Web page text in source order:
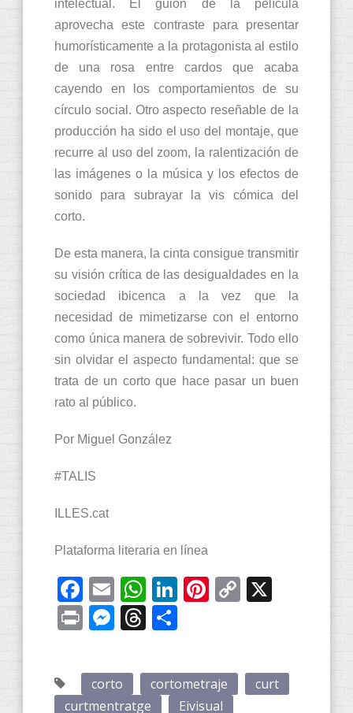
intelectual. El guión de la película
aprovecha este contraste para presentar
humorísticamente a la protagonista al estilo
de una rosa entre cardos que acaba
cayendo en los comportamientos de su
círculo social. Otro aspecto reseñable de la
producción ha sido el uso del montaje, que
recurre al uso del zoom, la ralentización de
las imágenes o la música y los efectos de
sonido para subrayar la vis cómica del
corto.
De esta manera, la cinta consigue transmitir
su visión crítica de las desigualdades en la
sociedad ibicenca a la vez que la
necesidad de mimetizarse con el entorno
como única manera de sobrevivir. Todo ello
sin olvidar el aspecto fundamental: que se
trata de un corto que hace pasar un buen
rato al público.
Por Miguel González
#TALIS
ILLES.cat
Plataforma literaria en línea
Facebook
EmailWhatsApp
LinkedIn
Pinterest
Copy
PrintMessenger
Threads
corto cortometraje
curt
curtmentratge
Eivisual